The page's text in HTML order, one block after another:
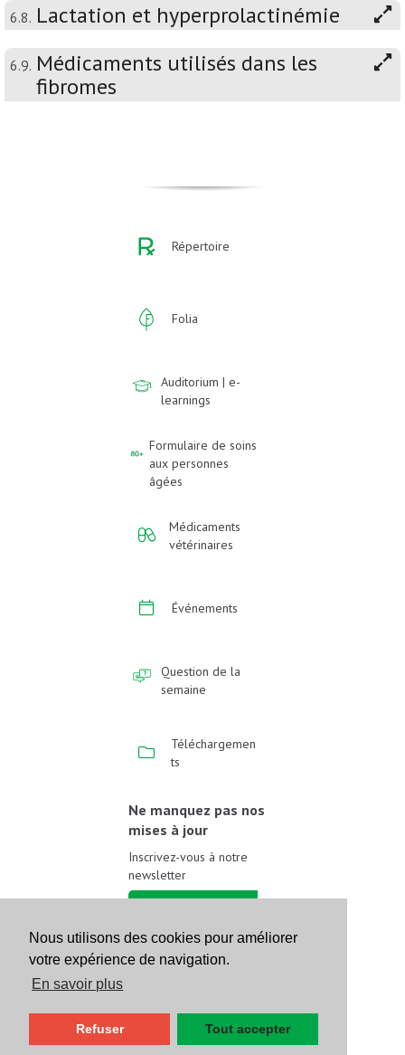
Nous utilisons des cookies pour améliorer
votre expérience de navigation.
En savoir plus
Refuser Tout accepter
6.8. Lactation et hyperprolactinémie
6.9. Médicaments utilisés dans les
fibromes
Répertoire
Folia
Auditorium | e-
learnings
Formulaire de soins
aux personnes
âgées
Médicaments
vétérinaires
Événements
Question de la
semaine
Téléchargemen
ts
Ne manquez pas nos
mises à jour
Inscrivez-vous à notre
newsletter
Suivez-nous sur les